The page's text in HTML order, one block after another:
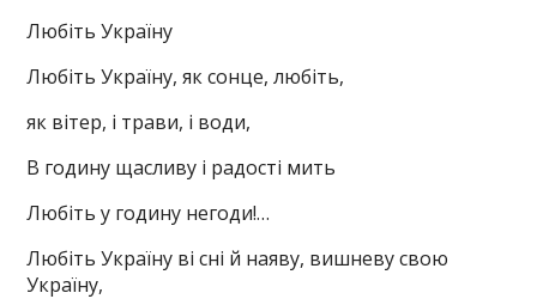
Любіть Україну
Любіть Україну, як сонце, любіть,
як вітер, і трави, і води,
В годину щасливу і радості мить
Любіть у годину негоди!…
Любіть Україну ві сні й наяву, вишневу свою
Україну,